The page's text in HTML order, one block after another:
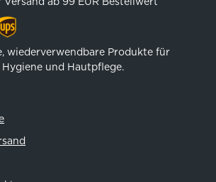
wiederverwendbare Produkte für
und Hautpflege.